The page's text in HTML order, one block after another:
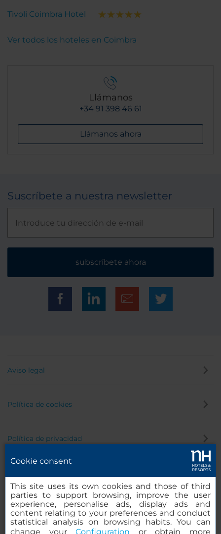
Tivoli Coimbra Hotel
Ver todos los hoteles en Coimbra
Llámanos
+34 91 398 46 61
Llámanos ahora
Suscríbete a nuestra newsletter
subscríbete ahora
Aviso legal
Política de cookies
Política de privacidad
Cookie consent
This site uses its own cookies and those of third
parties to support browsing, improve the user
experience, personalise ads, display ads and
content relating to your preferences and conduct
statistical analysis on browsing habits. You can
change yourConfiguration or obtain more